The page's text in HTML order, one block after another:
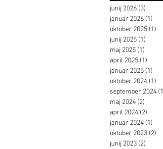
junij 2026 (3)
januar 2026 (1)
oktober 2025 (1)
junij 2025 (1)
maj 2025 (1)
april 2025 (1)
januar 2025 (1)
oktober 2024 (1)
september 2024
maj 2024 (2)
april 2024 (2)
januar 2024 (1)
oktober 2023 (2)
junij 2023 (2)